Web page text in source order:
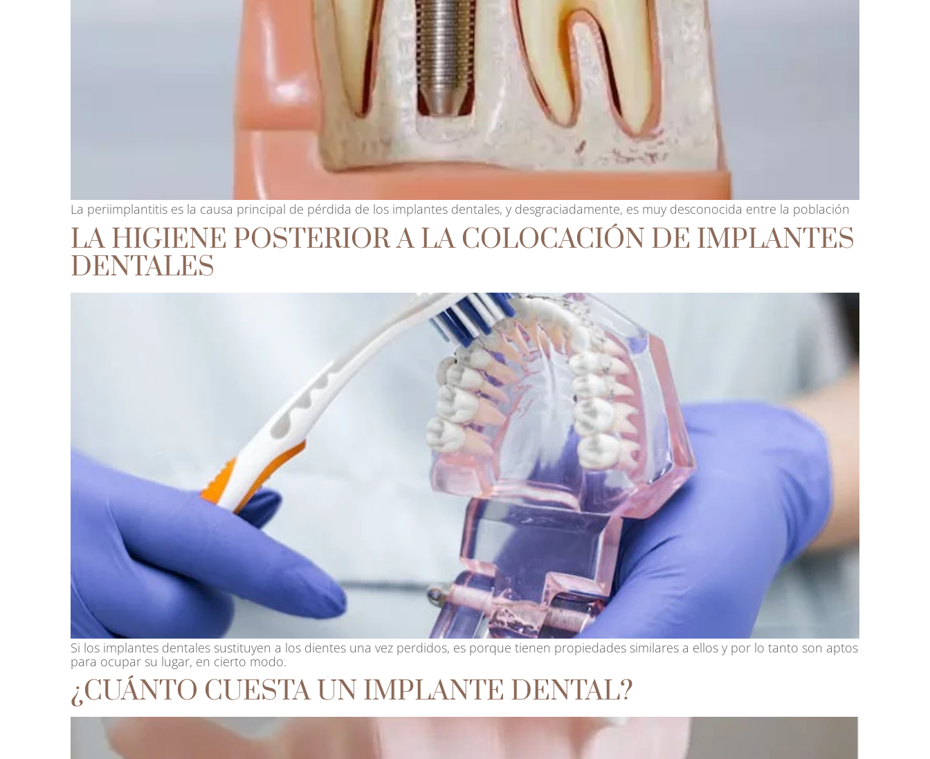
La periimplantitis es la causa principal de pérdida de los implantes dentales, y desgraciadamente, es muy desconocida entre la población
LA HIGIENE POSTERIOR A LA COLOCACIÓN DE IMPLANTES
DENTALES
Si los implantes dentales sustituyen a los dientes una vez perdidos, es porque tienen propiedades similares a ellos y por lo tanto son aptos
para ocupar su lugar, en cierto modo.
¿CUÁNTO CUESTA UN IMPLANTE DENTAL?